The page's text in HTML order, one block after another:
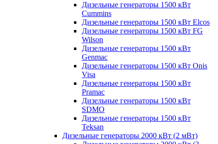
Дизельные генераторы 1500 кВт
Cummins
Дизельные генераторы 1500 кВт Elcos
Дизельные генераторы 1500 кВт FG
Wilson
Дизельные генераторы 1500 кВт
Genmac
Дизельные генераторы 1500 кВт Onis
Visa
Дизельные генераторы 1500 кВт
Pramac
Дизельные генераторы 1500 кВт
SDMO
Дизельные генераторы 1500 кВт
Teksan
Дизельные генераторы 2000 кВт (2 мВт)